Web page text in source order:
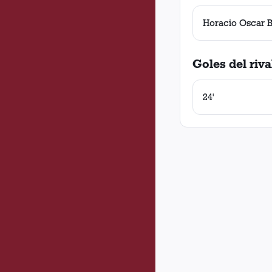
Horacio Oscar
Goles del
24'